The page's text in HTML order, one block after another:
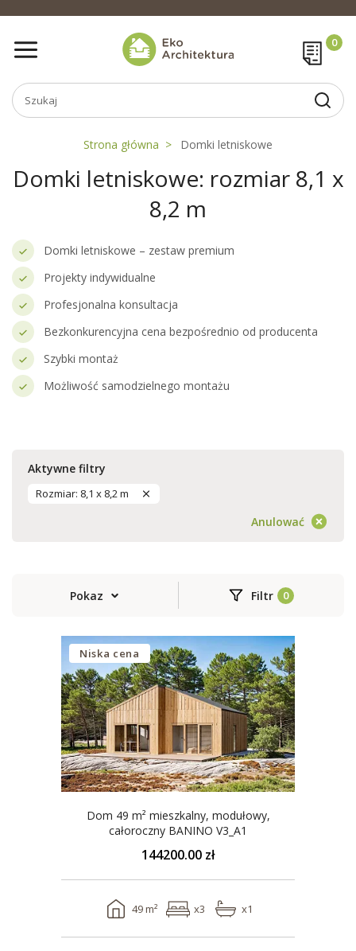
Strona główna Domki letniskowe
Domki letniskowe: rozmiar 8,1 x
8,2 m
Domki letniskowe – zestaw premium
Projekty indywidualne
Profesjonalna konsultacja
Bezkonkurencyjna cena bezpośrednio od producenta
Szybki montaż
Możliwość samodzielnego montażu
Aktywne filtry
Rozmiar: 8,1 x 8,2 m
Anulować
Pokaz Filtr
Niska cena
Dom 49 m² mieszkalny, modułowy,
całoroczny BANINO V3_A1
144200.00 zł
49 m² x3 x1